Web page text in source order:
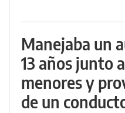
Manejaba un
13 años junto
menores y
de un